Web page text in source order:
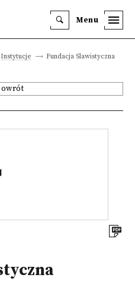
Menu
Instytucje Fundacja Slawistyczna